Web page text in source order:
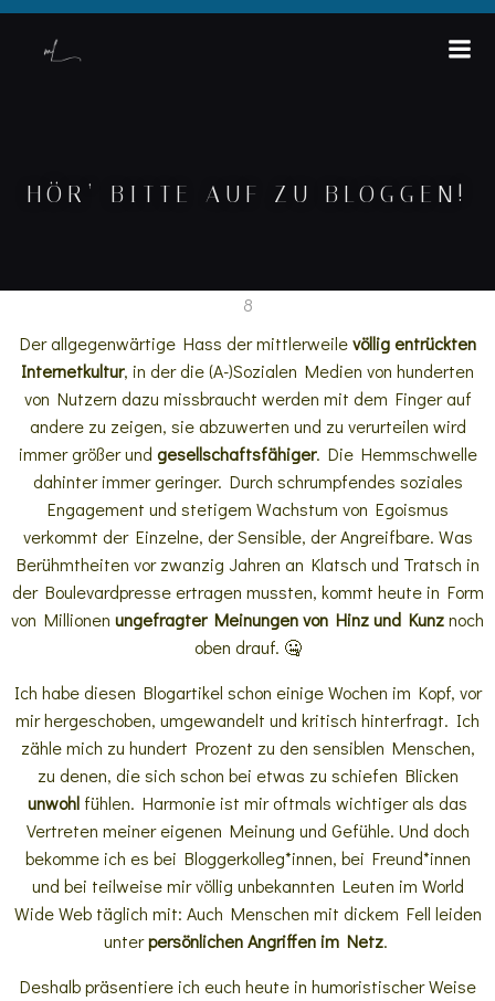
HÖR‘ BITTE AUF ZU BLOGGEN!
Der allgegenwärtige Hass der mittlerweilevöllig entrückten
Internetkultur, in der die (A-)Sozialen Medien von hunderten
von Nutzern dazu missbraucht werden mit dem Finger auf
andere zu zeigen, sie abzuwerten und zu verurteilen wird
immer größer und gesellschaftsfähiger. Die Hemmschwelle
dahinter immer geringer. Durch schrumpfendes soziales
Engagement und stetigem Wachstum von Egoismus
verkommt der Einzelne, der Sensible, der Angreifbare. Was
Berühmtheiten vor zwanzig Jahren an Klatsch und Tratsch in
der Boulevardpresse ertragen mussten, kommt heute in Form
von Millionen ungefragter Meinungen von Hinz und Kunznoch
oben drauf. 🤐
Ich habe diesen Blogartikel schon einige Wochen im Kopf, vor
mir hergeschoben, umgewandelt und kritisch hinterfragt. Ich
zähle mich zu hundert Prozent zu den sensiblen Menschen,
zu denen, die sich schon bei etwas zu schiefen Blicken
unwohl fühlen. Harmonie ist mir oftmals wichtiger als das
Vertreten meiner eigenen Meinung und Gefühle. Und doch
bekomme ich es bei Bloggerkolleg*innen, bei Freund*innen
und bei teilweise mir völlig unbekannten Leuten im World
Wide Web täglich mit: Auch Menschen mit dickem Fell leiden
unterpersönlichen Angriffen im Netz.
Deshalb präsentiere ich euch heute in humoristischer Weise